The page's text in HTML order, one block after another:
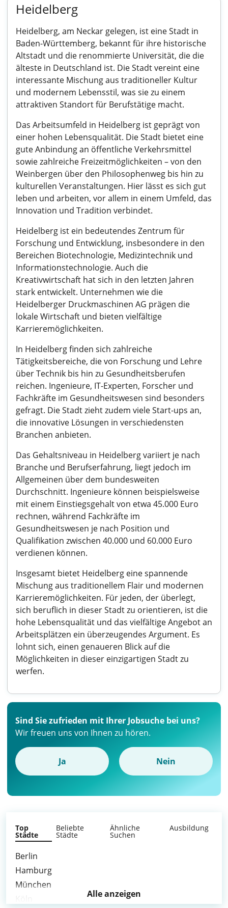
Heidelberg
Heidelberg, am Neckar gelegen, ist eine Stadt in
Baden-Württemberg, bekannt für ihre historische
Altstadt und die renommierte Universität, die die
älteste in Deutschland ist. Die Stadt vereint eine
interessante Mischung aus traditioneller Kultur
und modernem Lebensstil, was sie zu einem
attraktiven Standort für Berufstätige macht.
Das Arbeitsumfeld in Heidelberg ist geprägt von
einer hohen Lebensqualität. Die Stadt bietet eine
gute Anbindung an öffentliche Verkehrsmittel
sowie zahlreiche Freizeitmöglichkeiten – von den
Weinbergen über den Philosophenweg bis hin zu
kulturellen Veranstaltungen. Hier lässt es sich gut
leben und arbeiten, vor allem in einem Umfeld, das
Innovation und Tradition verbindet.
Heidelberg ist ein bedeutendes Zentrum für
Forschung und Entwicklung, insbesondere in den
Bereichen Biotechnologie, Medizintechnik und
Informationstechnologie. Auch die
Kreativwirtschaft hat sich in den letzten Jahren
stark entwickelt. Unternehmen wie die
Heidelberger Druckmaschinen AG prägen die
lokale Wirtschaft und bieten vielfältige
Karrieremöglichkeiten.
In Heidelberg finden sich zahlreiche
Tätigkeitsbereiche, die von Forschung und Lehre
über Technik bis hin zu Gesundheitsberufen
reichen. Ingenieure, IT-Experten, Forscher und
Fachkräfte im Gesundheitswesen sind besonders
gefragt. Die Stadt zieht zudem viele Start-ups an,
die innovative Lösungen in verschiedensten
Branchen anbieten.
Das Gehaltsniveau in Heidelberg variiert je nach
Branche und Berufserfahrung, liegt jedoch im
Allgemeinen über dem bundesweiten
Durchschnitt. Ingenieure können beispielsweise
mit einem Einstiegsgehalt von etwa 45.000 Euro
rechnen, während Fachkräfte im
Gesundheitswesen je nach Position und
Qualifikation zwischen 40.000 und 60.000 Euro
verdienen können.
Insgesamt bietet Heidelberg eine spannende
Mischung aus traditionellem Flair und modernen
Karrieremöglichkeiten. Für jeden, der überlegt,
sich beruflich in dieser Stadt zu orientieren, ist die
hohe Lebensqualität und das vielfältige Angebot an
Arbeitsplätzen ein überzeugendes Argument. Es
lohnt sich, einen genaueren Blick auf die
Möglichkeiten in dieser einzigartigen Stadt zu
werfen.
Sind Sie zufrieden mit Ihrer Jobsuche bei uns?
Wir freuen uns von Ihnen zu hören.
Ja Nein
Top
Städte
Beliebte
Städte
Ähnliche
Suchen
Ausbildung
Berlin
Hamburg
München
Alle anzeigen